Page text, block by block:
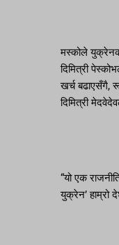
मस्कोले
दिमित्री
खर्च बढाएसँगै,
दिमित्री
“यो एक
युक्रेन’ हाम्रो